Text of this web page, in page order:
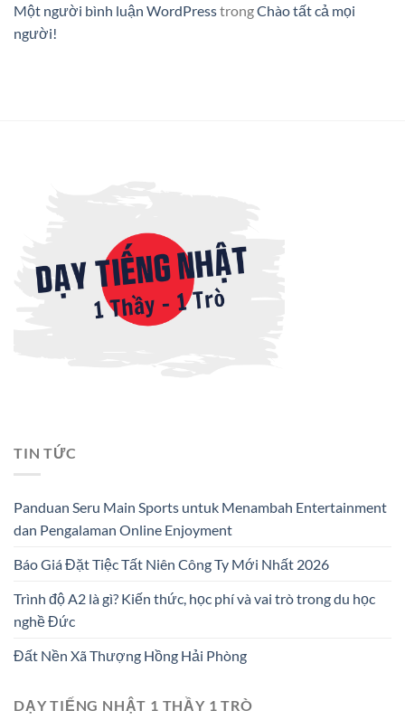
Một người bình luận WordPresstrongChào tất cả mọi
người!
TIN TỨC
Panduan Seru Main Sports untuk Menambah Entertainment
dan Pengalaman Online Enjoyment
Báo Giá Đặt Tiệc Tất Niên Công Ty Mới Nhất 2026
Trình độ A2 là gì? Kiến thức, học phí và vai trò trong du học
nghề Đức
Đất Nền Xã Thượng Hồng Hải Phòng
DẠY TIẾNG NHẬT 1 THẦY 1 TRÒ